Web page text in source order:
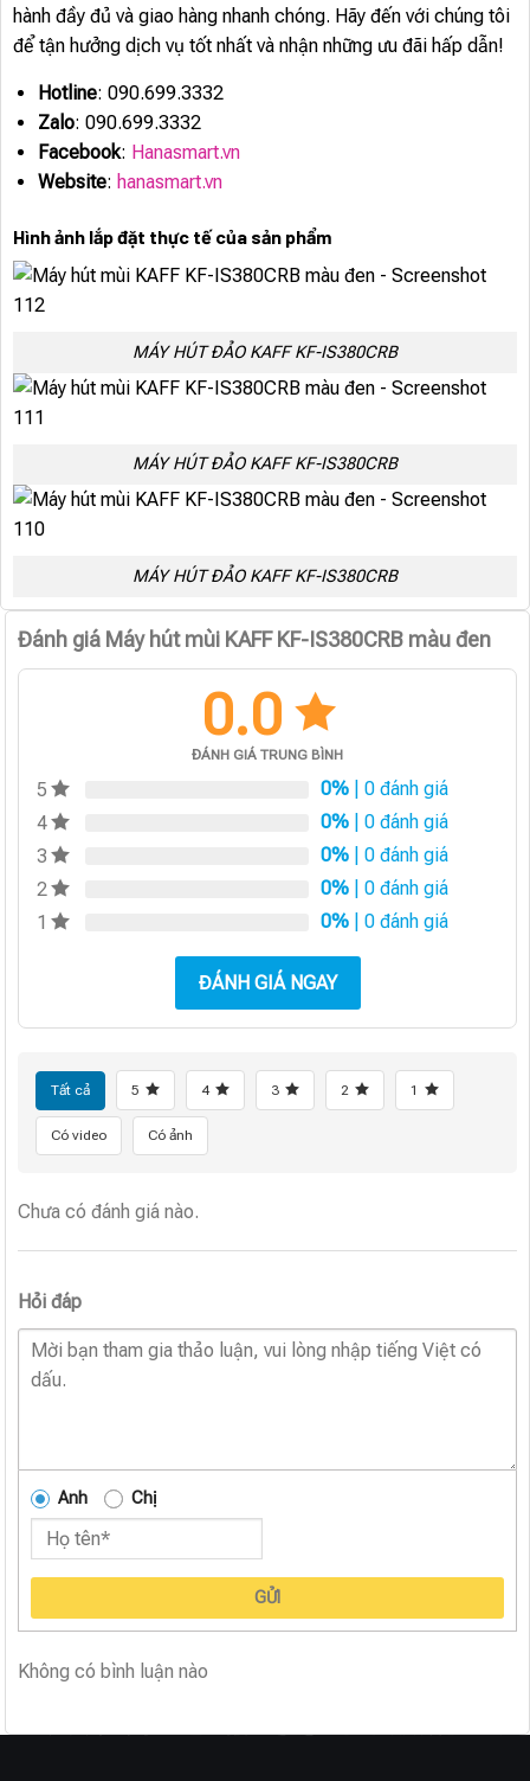
hành đầy đủ và giao hàng nhanh chóng. Hãy đến với chúng tôi
để tận hưởng dịch vụ tốt nhất và nhận những ưu đãi hấp dẫn!
Hotline: 090.699.3332
Zalo: 090.699.3332
Facebook: Hanasmart.vn
Website: hanasmart.vn
Hình ảnh lắp đặt thực tế của sản phẩm
MÁY HÚT ĐẢO KAFF KF-IS380CRB
MÁY HÚT ĐẢO KAFF KF-IS380CRB
MÁY HÚT ĐẢO KAFF KF-IS380CRB
Đánh giá Máy hút mùi KAFF KF-IS380CRB màu đen
0.0
ĐÁNH GIÁ TRUNG BÌNH
5 0% | 0 đánh giá
4
0% | 0 đánh giá
3
0% | 0 đánh giá
2
0% | 0 đánh giá
1
0% | 0 đánh giá
ĐÁNH GIÁ NGAY
Tất cả 5 4 3 2 1
Có video Có ảnh
Chưa có đánh giá nào.
Hỏi đáp
Anh Chị
GỬI
Không có bình luận nào